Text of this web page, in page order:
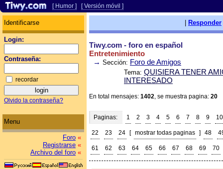
[ Humor ] [ Versión móvil ]
Identificarse
Login:
Contraseña:
recordar
Olvido la contraseña?
Menu
Foro «
Registrarse «
Archivo del foro «
Responder
Tiwy.com - foro en español
Entretenimiento
→ Sección: Foro de Amigos
Tema: QUISIERA TENER
INTERESADO
En total mensajes: 1402, se muestra pagina: 20
Paginas: 1 2 3 4 5 6 7 8 9 10
22 23 24 [ mostrar todas paginas ] 48
61 62 63 64 65 66 67 68 69 70